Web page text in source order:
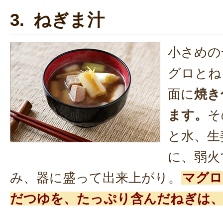
3. ねぎま汁
小さめ
グロと
面に焼
ます。
と水、
に、弱
み、器に盛って出来上がり。
マグ
だつゆを、たっぷり含んだねぎは